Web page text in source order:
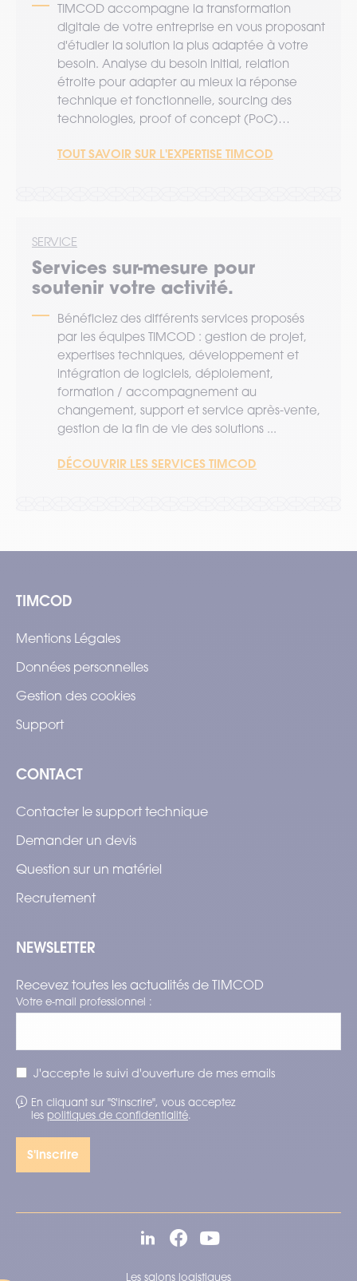
TIMCOD accompagne la transformation
digitale de votre entreprise en vous proposant
d'étudier la solution la plus adaptée à votre
besoin. Analyse du besoin initial, relation
étroite pour adapter au mieux la réponse
technique et fonctionnelle, sourcing des
technologies, proof of concept (PoC)…
TOUT SAVOIR SUR L'EXPERTISE TIMCOD
SERVICE
Services sur-mesure pour
soutenir votre activité.
Bénéficiez des différents services proposés
par les équipes TIMCOD : gestion de projet,
expertises techniques, développement et
intégration de logiciels, déploiement,
formation / accompagnement au
changement, support et service après-vente,
gestion de la fin de vie des solutions ...
DÉCOUVRIR LES SERVICES TIMCOD
TIMCOD
Mentions Légales
Données personnelles
Gestion des cookies
Support
CONTACT
Contacter le support technique
Demander un devis
Question sur un matériel
Recrutement
NEWSLETTER
Recevez toutes les actualités de TIMCOD
Votre e-mail professionnel :
J'accepte le suivi d'ouverture de mes emails
En cliquant sur "S'inscrire", vous acceptez
les politiques de confidentialité.
Les salons logistiques